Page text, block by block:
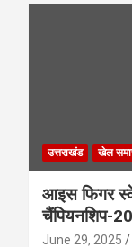
उत्तराखंड खेल
आइस फिगर
चैंपियनशिप-
June 29, 2025